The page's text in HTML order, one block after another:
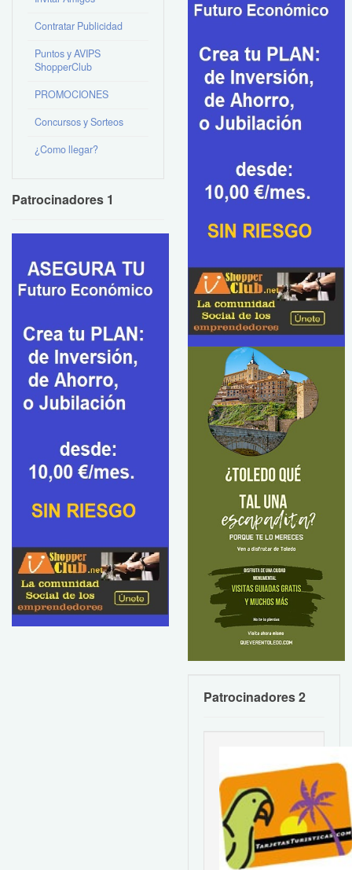
Contratar Publicidad
Puntos y AVIPS
ShopperClub
PROMOCIONES
Concursos y Sorteos
¿Como llegar?
Patrocinadores 1
Patrocinadores 2